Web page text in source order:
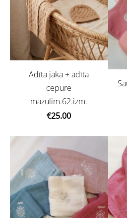
Adīta jaka + adīta
cepure
mazulim.62.izm.
€25.00